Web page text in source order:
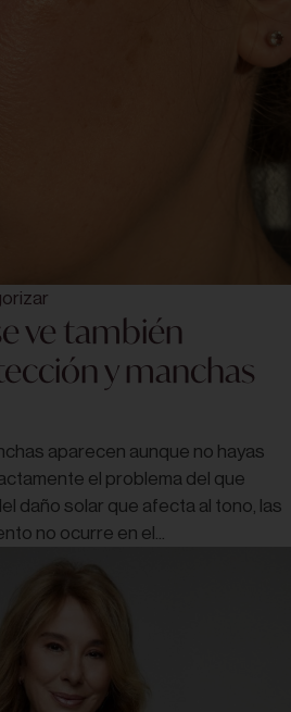
ve también
y manchas
aparecen aunque no hayas
el problema del que
daño solar que afecta al tono, las
no ocurre en el...